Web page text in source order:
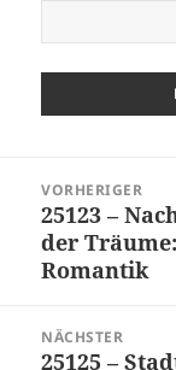
VORHERIGER
Vorheriger
Beitrag:
25123 –
der
Romantik
NÄCHSTER
Nächster
25125 –